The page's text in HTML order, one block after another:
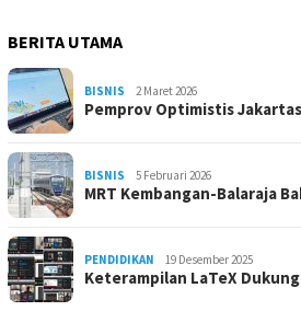
BERITA UTAMA
BISNIS 2 Maret 2026
Pemprov Optimistis
BISNIS 5 Februari 2026
MRT Kembangan-Balaraja
PENDIDIKAN 19 Desember 2025
Keterampilan LaTeX